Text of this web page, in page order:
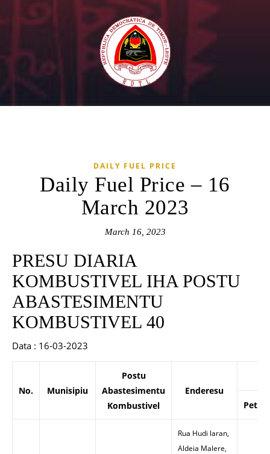
DAILY FUEL PRICE
Daily Fuel Price – 16
March 2023
March 16, 2023
PRESU DIARIA
KOMBUSTIVEL IHA POSTU
ABASTESIMENTU
KOMBUSTIVEL 40
Data : 16-03-2023
No. Munisipiu
Postu
Abastesimentu
Kombustivel
Enderesu
Petrol
Rua Hudi laran,
Aldeia Malere,